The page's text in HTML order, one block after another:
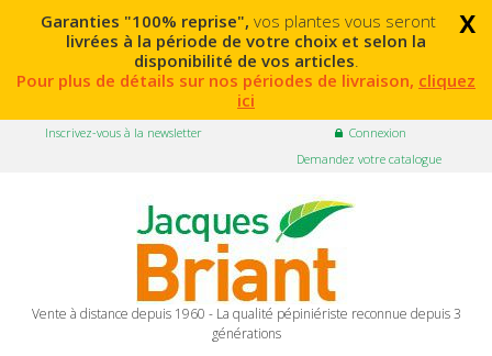
x
Garanties "100% reprise", vos plantes vous seront
livrées à la période de votre choix et selon la
disponibilité de vos articles.
Pour plus de détails sur nos périodes de livraison, cliquez
ici
Connexion
Inscrivez-vous à la newsletter
Demandez votre catalogue
Vente à distance depuis 1960 - La qualité pépiniériste reconnue depuis 3
générations